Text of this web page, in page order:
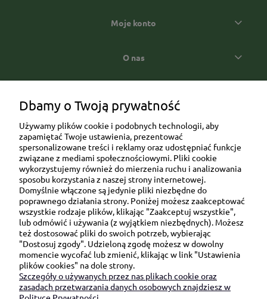
Moje konto
O nas
Ul. Brukowa 6/8 lok. 57/58
91-341 Łódź
NIP: 6751510615
SKONTAKTUJ SIĘ Z NAMI:
sklep@be-happygifts.com
+48 690 172 872
Dbamy o Twoją prywatność
Używamy plików cookie i podobnych technologii, aby
zapamiętać Twoje ustawienia, prezentować
spersonalizowane treści i reklamy oraz udostępniać funkcje
związane z mediami społecznościowymi. Pliki cookie
wykorzystujemy również do mierzenia ruchu i analizowania
sposobu korzystania z naszej strony internetowej.
Domyślnie włączone są jedynie pliki niezbędne do
poprawnego działania strony. Poniżej możesz zaakceptować
wszystkie rodzaje plików, klikając "Zaakceptuj wszystkie",
lub odmówić i używania (z wyjątkiem niezbędnych). Możesz
też dostosować pliki do swoich potrzeb, wybierając
"Dostosuj zgody". Udzieloną zgodę możesz w dowolny
momencie wycofać lub zmienić, klikając w link "Ustawienia
plików cookies" na dole strony.
Szczegóły o używanych przez nas plikach cookie oraz
zasadach przetwarzania danych osobowych znajdziesz w